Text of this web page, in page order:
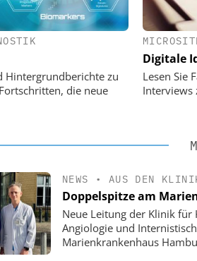
Hintergrundberichte zu
die neue
Digitale
Lesen Sie
Interviews
SOFTWARE AG
Von digitaler
zur KI-fähigen Steuerung
NEWS • AUS DEN
Doppelspitze am
Neue Leitung der Klinik für
Angiologie und
Marienkrankenhaus